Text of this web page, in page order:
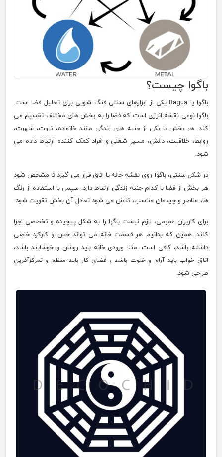
باگوا چیست؟
باگوا یا Bagua یکی از ابزارهای سنتی فنگ شویی برای تحلیل فضا است.
باگوا نوعی نقشه انرژی است که فضا را به بخش های مختلف تقسیم می
کند. هر بخش با یکی از جنبه های زندگی مانند خانواده، ثروت، شهرت،
روابط، خلاقیت، دانش، مسیر شغلی و افراد کمک کننده ارتباط داده می
شود.
در شکل سنتی، باگوا روی نقشه خانه یا اتاق قرار می گیرد تا مشخص شود
هر بخش از فضا با کدام جنبه زندگی ارتباط دارد. سپس با استفاده از رنگ
ها، عناصر و چیدمان مناسب، تلاش می شود تعادل آن بخش تقویت شود.
برای کاربران عمومی، لازم نیست باگوا را به شکل پیچیده و تخصصی اجرا
کنند. همین که بدانیم هر قسمت خانه می تواند حس و کارکرد خاصی
داشته باشد، کافی است. مثلا ورودی خانه باید روشن و خوشایند باشد،
اتاق خواب باید آرام و خلوت باشد و فضای کار باید منظم و تمرکزآفرین
طراحی شود.